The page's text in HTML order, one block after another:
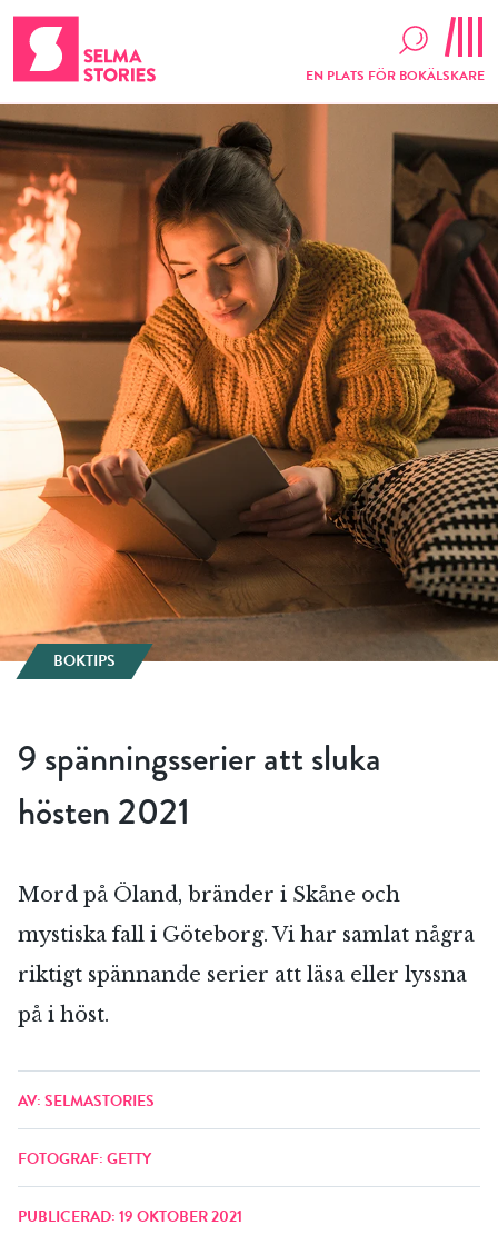
EN PLATS FÖR BOKÄLSKARE
BOKTIPS
9 spänningsserier att sluka
hösten 2021
Mord på Öland, bränder i Skåne och
mystiska fall i Göteborg. Vi har samlat några
riktigt spännande serier att läsa eller lyssna
på i höst.
AV: SELMASTORIES
FOTOGRAF: GETTY
PUBLICERAD: 19 OKTOBER 2021